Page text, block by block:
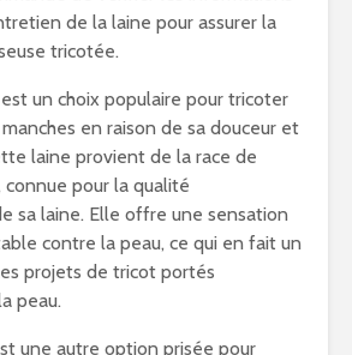
de la laine pour assurer la
tricotée.
un choix populaire pour tricoter
en raison de sa douceur et
laine provient de la race de
pour la qualité
sa laine. Elle offre une sensation
contre la peau, ce qui en fait un
projets de tricot portés
peau.
une autre option prisée pour